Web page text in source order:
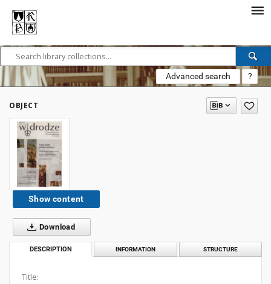
Advanced search ?
OBJECT
Show content
Download
DESCRIPTION INFORMATION STRUCTURE
Title: